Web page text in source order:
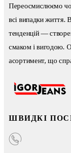
Переосмислюємо
всі випадки життя.
тенденцій —
смаком і вигодою.
асортимент, що
ШВИДКІ